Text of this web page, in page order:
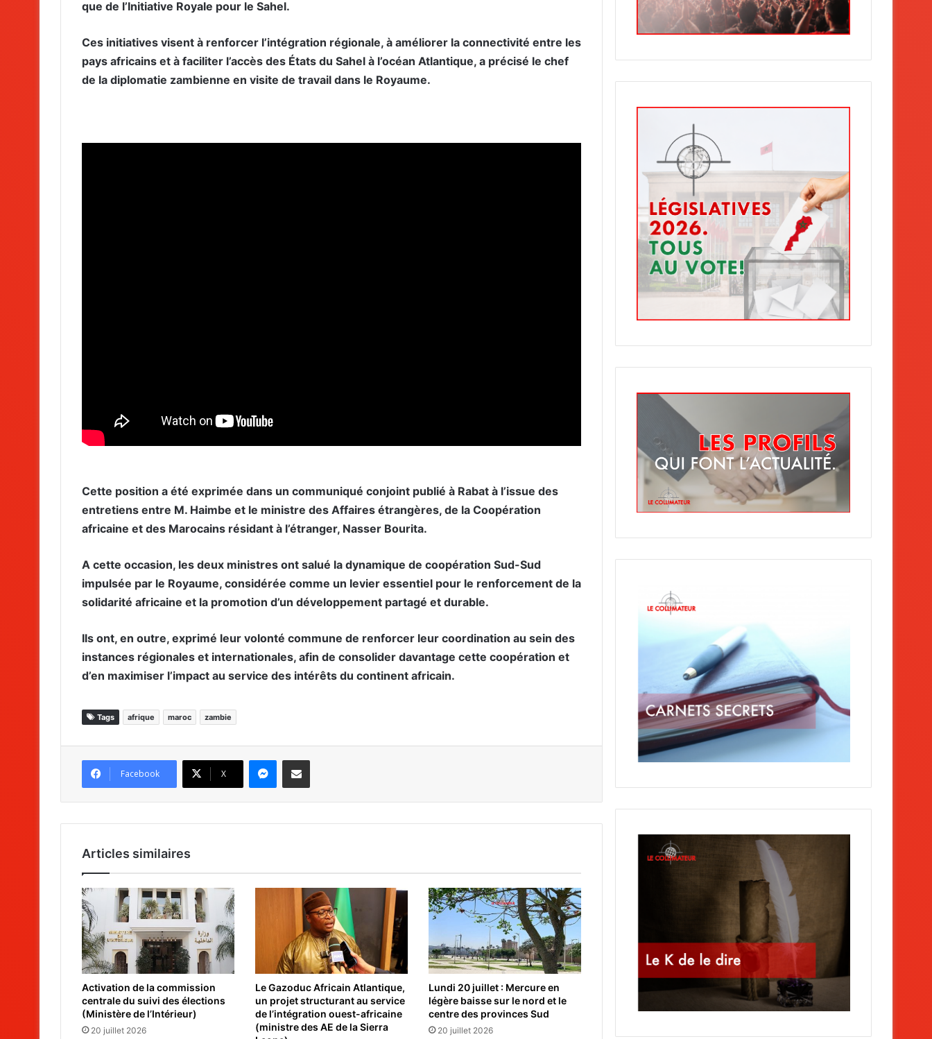
que de l’Initiative Royale pour le Sahel.
Ces initiatives visent à renforcer l’intégration régionale, à améliorer la connectivité entre les
pays africains et à faciliter l’accès des États du Sahel à l’océan Atlantique, a précisé le chef
de la diplomatie zambienne en visite de travail dans le Royaume.
Cette position a été exprimée dans un communiqué conjoint publié à Rabat à l’issue des
entretiens entre M. Haimbe et le ministre des Affaires étrangères, de la Coopération
africaine et des Marocains résidant à l’étranger, Nasser Bourita.
A cette occasion, les deux ministres ont salué la dynamique de coopération Sud-Sud
impulsée par le Royaume, considérée comme un levier essentiel pour le renforcement de la
solidarité africaine et la promotion d’un développement partagé et durable.
Ils ont, en outre, exprimé leur volonté commune de renforcer leur coordination au sein des
instances régionales et internationales, afin de consolider davantage cette coopération et
d’en maximiser l’impact au service des intérêts du continent africain.
Tags afrique maroc zambie
Facebook X
Articles similaires
Activation de la commission
centrale du suivi des élections
(Ministère de l’Intérieur)
20 juillet 2026
Le Gazoduc Africain Atlantique,
un projet structurant au service
de l’intégration ouest-africaine
(ministre des AE de la Sierra
Lundi 20 juillet : Mercure en
légère baisse sur le nord et le
centre des provinces Sud
20 juillet 2026